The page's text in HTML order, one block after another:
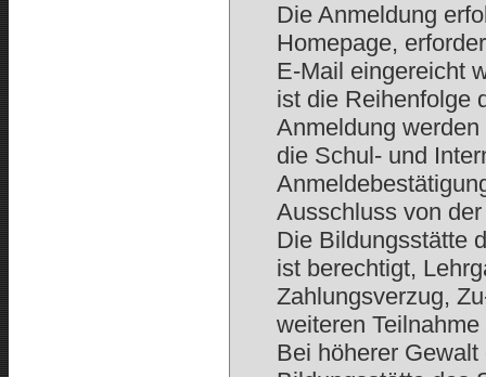
Die Anmeldung
Homepage,
E-Mail eingereicht
ist die Reihenfolge
Anmeldung
die Schul- und
Ausschluss von
Die Bildungsstätte
ist berechtigt,
Zahlungsverzug,
weiteren
Bei höherer